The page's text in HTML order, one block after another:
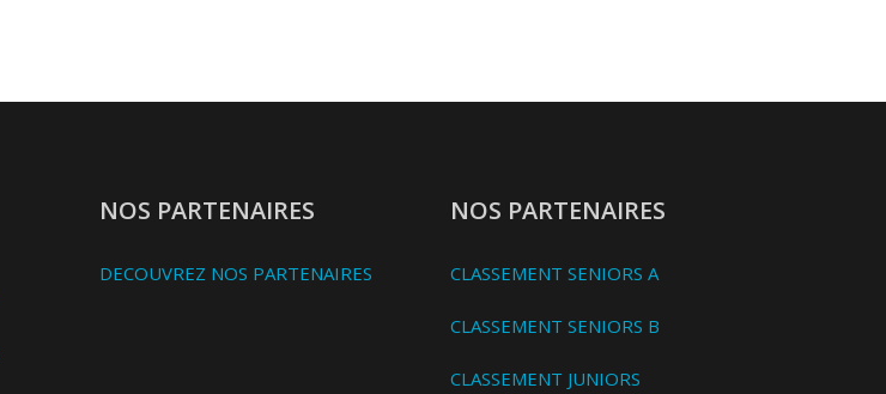
NOS PARTENAIRES
DECOUVREZ NOS PARTENAIRES
NOS PARTENAIRES
CLASSEMENT SENIORS A
CLASSEMENT SENIORS B
CLASSEMENT JUNIORS